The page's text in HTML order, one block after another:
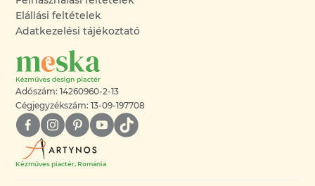
Elállási feltételek
Adatkezelési tájékoztató
Adószám: 14260960-2-13
Cégjegyzékszám: 13-09-197708
Kézműves piactér, Románia